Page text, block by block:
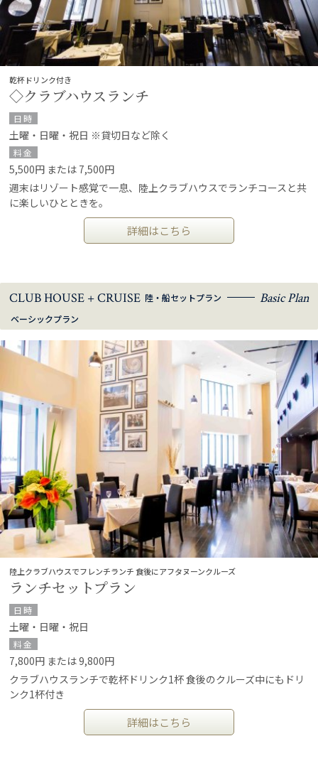
乾杯ドリンク付き
◇クラブハウスランチ
日時
土曜・日曜・祝日 ※貸切日など除く
料金
5,500円 または 7,500円
週末はリゾート感覚で一息、陸上クラブハウスでランチコースと共
に楽しいひとときを。
詳細はこちら
CLUB HOUSE + CRUISE 陸・船セットプラン Basic Plan
ベーシックプラン
陸上クラブハウスでフレンチランチ 食後にアフタヌーンクルーズ
ランチセットプラン
日時
土曜・日曜・祝日
料金
7,800円 または 9,800円
クラブハウスランチで乾杯ドリンク1杯 食後のクルーズ中にもドリ
ンク1杯付き
詳細はこちら